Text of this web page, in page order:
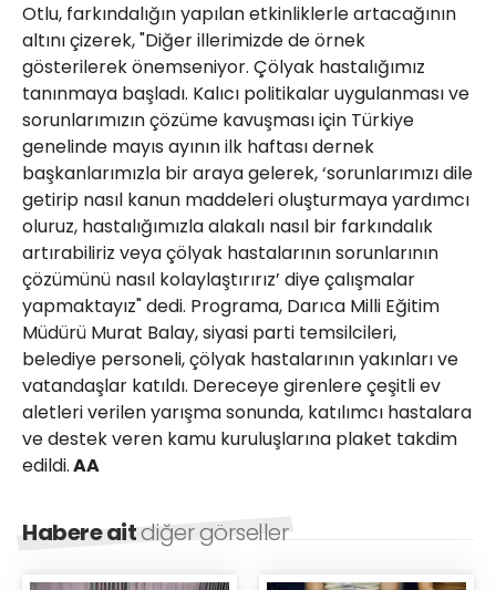
Otlu, farkındalığın yapılan etkinliklerle artacağının
altını çizerek, "Diğer illerimizde de örnek
gösterilerek önemseniyor. Çölyak hastalığımız
tanınmaya başladı. Kalıcı politikalar uygulanması ve
sorunlarımızın çözüme kavuşması için Türkiye
genelinde mayıs ayının ilk haftası dernek
başkanlarımızla bir araya gelerek, ‘sorunlarımızı dile
getirip nasıl kanun maddeleri oluşturmaya yardımcı
oluruz, hastalığımızla alakalı nasıl bir farkındalık
artırabiliriz veya çölyak hastalarının sorunlarının
çözümünü nasıl kolaylaştırırız’ diye çalışmalar
yapmaktayız" dedi. Programa, Darıca Milli Eğitim
Müdürü Murat Balay, siyasi parti temsilcileri,
belediye personeli, çölyak hastalarının yakınları ve
vatandaşlar katıldı. Dereceye girenlere çeşitli ev
aletleri verilen yarışma sonunda, katılımcı hastalara
ve destek veren kamu kuruluşlarına plaket takdim
edildi.AA
Habere aitdiğer görseller